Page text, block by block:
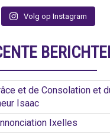
Volg op Instagram
et de Consolation et
Isaac
Ixelles